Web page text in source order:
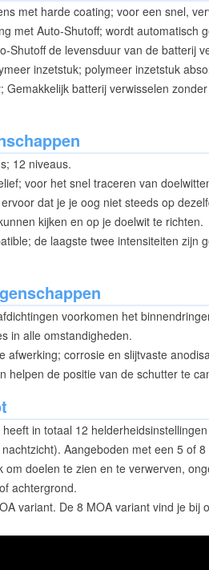
met harde coating; voor een snel,
met Auto-Shutoff; wordt automatisch
Shutoff de levensduur van de batterij
inzetstuk; polymeer inzetstuk
Gemakkelijk batterij verwisselen
12 niveaus.
voor het snel traceren van
dat je je oog niet steeds op
kijken en op je doelwit te richten.
de laagste twee intensiteiten zijn
voorkomen het
in alle omstandigheden.
afwerking; corrosie en slijtvaste
helpen de positie van de schutter te
in totaal 12
Aangeboden met een 5 of
om doelen te zien en te verwerven,
achtergrond.
variant. De 8 MOA variant vind je bij